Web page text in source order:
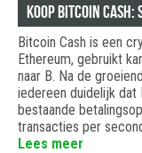
Koop Bitcoin
Bitcoin Cash is een
Ethereum, gebruikt
naar B. Na de
iedereen duidelijk
bestaande
transacties per
Lees meer